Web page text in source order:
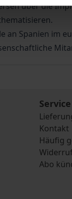
über die
an Spanien im
Service
Kontakt
Häufig
Abo